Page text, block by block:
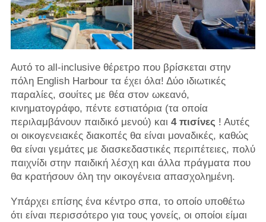
Αυτό το all-inclusive θέρετρο που βρίσκεται στην
πόλη English Harbour τα έχει όλα! Δύο ιδιωτικές
παραλίες, σουίτες με θέα στον ωκεανό,
κινηματογράφο, πέντε εστιατόρια (τα οποία
περιλαμβάνουν παιδικό μενού) και 4 πισίνες ! Αυτές
οι οικογενειακές διακοπές θα είναι μοναδικές, καθώς
θα είναι γεμάτες με διασκεδαστικές περιπέτειες, πολύ
παιχνίδι στην παιδική λέσχη και άλλα πράγματα που
θα κρατήσουν όλη την οικογένεια απασχολημένη.
Υπάρχει επίσης ένα κέντρο σπα, το οποίο υποθέτω
ότι είναι περισσότερο για τους γονείς, οι οποίοι είμαι